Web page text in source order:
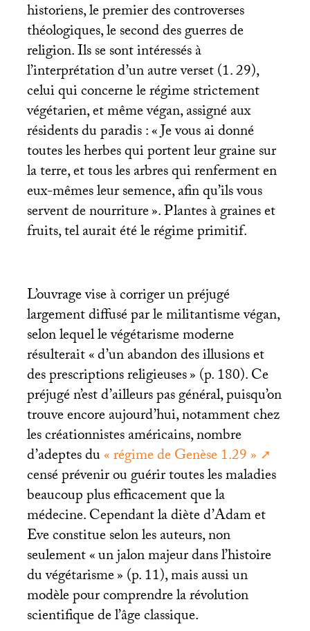
historiens, le premier des controverses
théologiques, le second des guerres de
religion. Ils se sont intéressés à
l’interprétation d’un autre verset (1. 29),
celui qui concerne le régime strictement
végétarien, et même végan, assigné aux
résidents du paradis : «Je vous ai donné
toutes les herbes qui portent leur graine sur
la terre, et tous les arbres qui renferment en
eux-mêmes leur semence, afin qu’ils vous
servent de nourriture». Plantes à graines et
fruits, tel aurait été le régime primitif.
L’ouvrage vise à corriger un préjugé
largement diffusé par le militantisme végan,
selon lequel le végétarisme moderne
résulterait «d’un abandon des illusions et
des prescriptions religieuses» (p. 180). Ce
préjugé n’est d’ailleurs pas général, puisqu’on
trouve encore aujourd’hui, notamment chez
les créationnistes américains, nombre
d’adeptes du«régime de Genèse 1.29»
censé prévenir ou guérir toutes les maladies
beaucoup plus efficacement que la
médecine. Cependant la diète d’Adam et
Eve constitue selon les auteurs, non
seulement «un jalon majeur dans l’histoire
du végétarisme» (p. 11), mais aussi un
modèle pour comprendre la révolution
scientifique de l’âge classique.